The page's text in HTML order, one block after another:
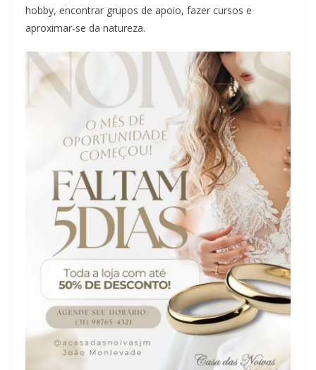
hobby, encontrar grupos de apoio, fazer cursos e
aproximar-se da natureza.